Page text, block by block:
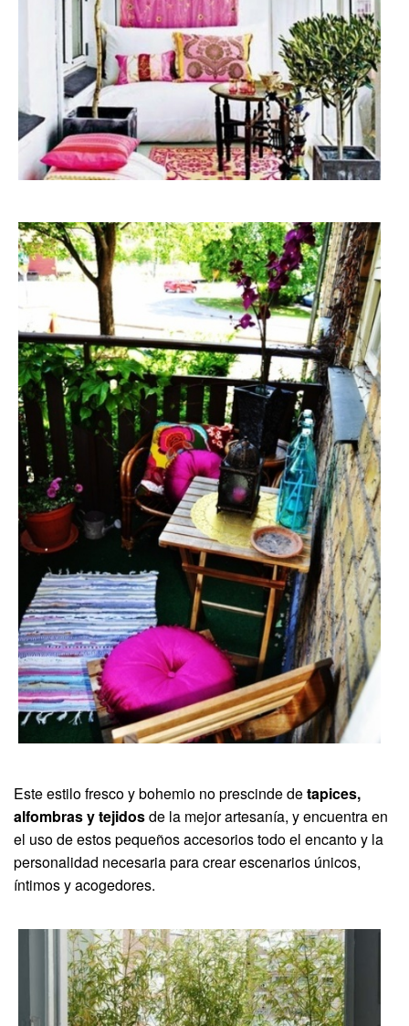
Este estilo fresco y bohemio no prescinde detapices,
alfombras y tejidosde la mejor artesanía, y encuentra en
el uso de estos pequeños accesorios todo el encanto y la
personalidad necesaria para crear escenarios únicos,
íntimos y acogedores.